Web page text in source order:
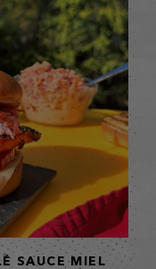
SAUCE MIEL